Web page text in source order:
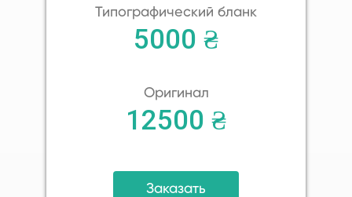
Типографический бланк
5000 ₴
Оригинал
12500 ₴
Заказать